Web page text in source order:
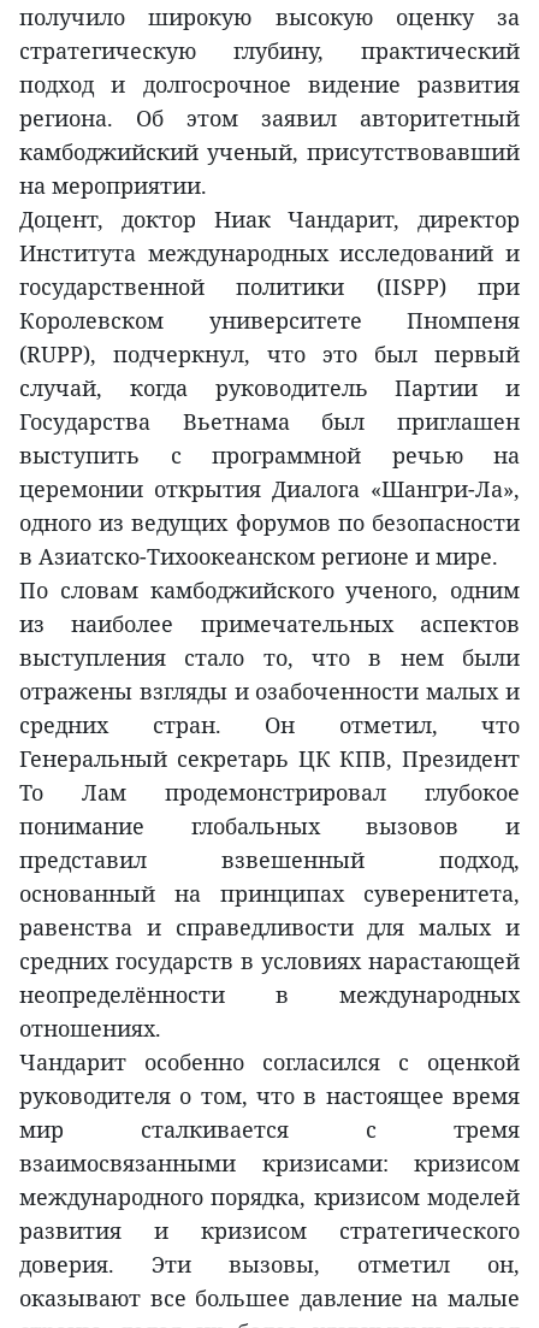
получило широкую высокую оценку за
стратегическую глубину, практический
подход и долгосрочное видение развития
региона. Об этом заявил авторитетный
камбоджийский ученый, присутствовавший
на мероприятии.
Доцент, доктор Ниак Чандарит, директор
Института международных исследований и
государственной политики (IISPP) при
Королевском университете Пномпеня
(RUPP), подчеркнул, что это был первый
случай, когда руководитель Партии и
Государства Вьетнама был приглашен
выступить с программной речью на
церемонии открытия Диалога «Шангри-Ла»,
одного из ведущих форумов по безопасности
в Азиатско-Тихоокеанском регионе и мире.
По словам камбоджийского ученого, одним
из наиболее примечательных аспектов
выступления стало то, что в нем были
отражены взгляды и озабоченности малых и
средних стран. Он отметил, что
Генеральный секретарь ЦК КПВ, Президент
То Лам продемонстрировал глубокое
понимание глобальных вызовов и
представил взвешенный подход,
основанный на принципах суверенитета,
равенства и справедливости для малых и
средних государств в условиях нарастающей
неопределённости в международных
отношениях.
Чандарит особенно согласился с оценкой
руководителя о том, что в настоящее время
мир сталкивается с тремя
взаимосвязанными кризисами: кризисом
международного порядка, кризисом моделей
развития и кризисом стратегического
доверия. Эти вызовы, отметил он,
оказывают все большее давление на малые